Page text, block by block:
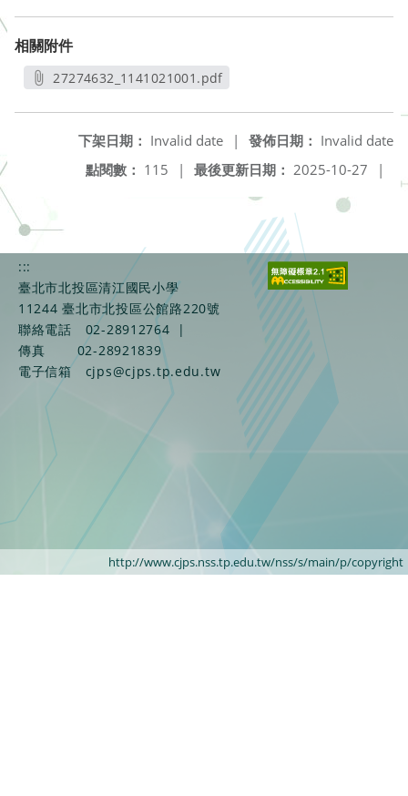
相關附件
27274632_1141021001.pdf
發佈日期： Invalid date
下架日期： Invalid date
|
最後更新日期： 2025-10-27 |
點閱數： 115 |
:::
臺北市北投區清江國民小學
11244 臺北市北投區公館路220號
聯絡電話
02-28912764
|
傳真
02-28921839
電子信箱
cjps@cjps.tp.edu.tw
http://www.cjps.nss.tp.edu.tw/nss/s/main/p/copyright